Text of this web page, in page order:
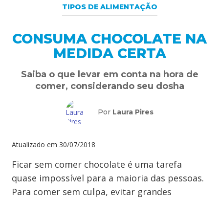
TIPOS DE ALIMENTAÇÃO
CONSUMA CHOCOLATE NA
MEDIDA CERTA
Saiba o que levar em conta na hora de
comer, considerando seu dosha
Por Laura Pires
Atualizado em 30/07/2018
Ficar sem comer chocolate é uma tarefa
quase impossível para a maioria das pessoas.
Para comer sem culpa, evitar grandes